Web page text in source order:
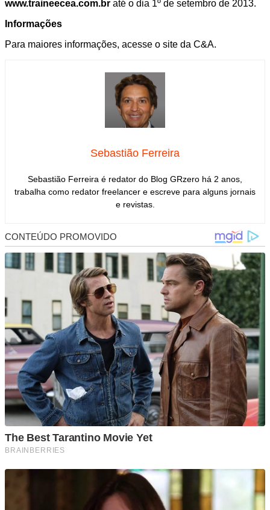
www.traineecea.com.br até o dia 1º de setembro de 2013.
Informações
Para maiores informações, acesse o site da C&A.
Sebastião Ferreira
Sebastião Ferreira é redator do Blog GRzero há 2 anos,
trabalha como redator freelancer e escreve para alguns jornais
e revistas.